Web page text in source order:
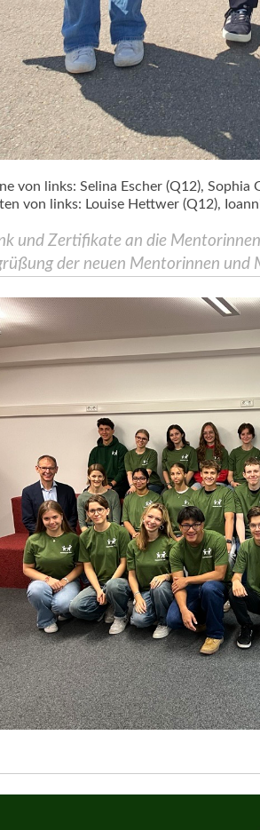
von links: Selina Escher (Q12), Sophia
von links: Louise Hettwer (Q12),
und Zertifikate an die
der neuen Mentorinnen und